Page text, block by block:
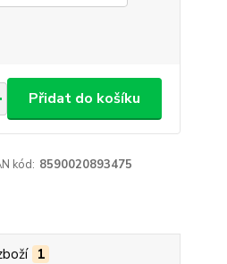
Přidat do košíku
kód: 8590020893475
1